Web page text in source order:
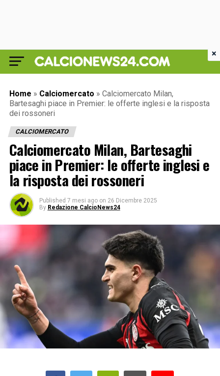
Home » Calciomercato » Calciomercato Milan,
Bartesaghi piace in Premier: le offerte inglesi e la risposta
dei rossoneri
CALCIOMERCATO
Calciomercato Milan, Bartesaghi
piace in Premier: le offerte inglesi e
la risposta dei rossoneri
Published 7 mesi ago on 26 Dicembre 2025
By Redazione CalcioNews24
×